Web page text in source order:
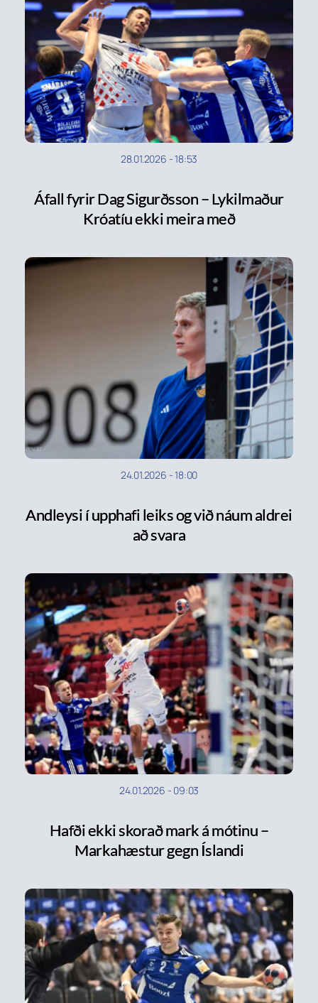
28.01.2026 -18:53
Áfall fyrir Dag Sigurðsson – Lykilmaður
Króatíu ekki meira með
24.01.2026 -18:00
Andleysi í upphafi leiks og við náum aldrei
að svara
24.01.2026 - 09:03
Hafði ekki skorað mark á mótinu –
Markahæstur gegn Íslandi